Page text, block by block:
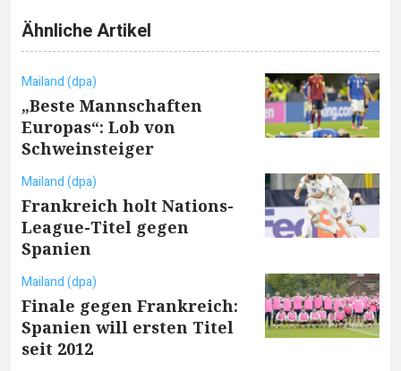
Ähnliche Artikel
Mailand (dpa)
„Beste Mannschaften
Europas“: Lob von
Schweinsteiger
Mailand (dpa)
Frankreich holt Nations-
League-Titel gegen
Spanien
Mailand (dpa)
Finale gegen Frankreich:
Spanien will ersten Titel
seit 2012